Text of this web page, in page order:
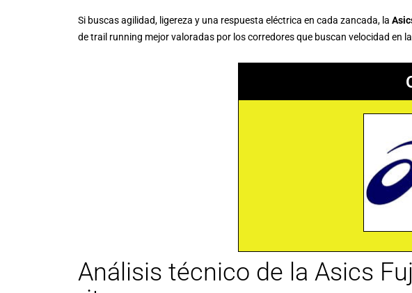
Si buscas agilidad, ligereza y una respuesta eléctrica en cada zancada, la
de trail running mejor valoradas por los corredores que buscan velocidad en
Análisis técnico de la Asics